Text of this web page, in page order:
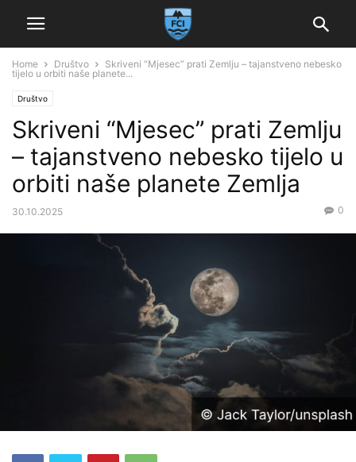
Home Društvo
Skriveni “Mjesec” prati Zemlju – tajanstveno nebesko
tijelo u orbiti naše planete...
Društvo
Skriveni “Mjesec” prati Zemlju
– tajanstveno nebesko tijelo u
orbiti naše planete Zemlja
30.10.2025 0